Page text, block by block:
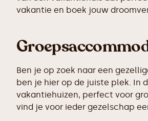
vakantie en boek jouw
Ben je op zoek naar een
ben je hier op de juiste plek. In
vakantiehuizen, perfect voor
vind je voor ieder gezelschap